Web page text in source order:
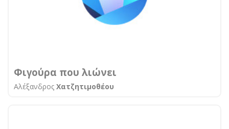
Φιγούρα που λιώνει
Aλέξανδρος Χατζητιμοθέου